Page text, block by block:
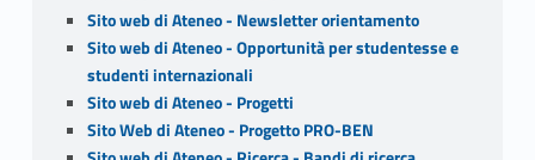
Sito web di Ateneo - Newsletter orientamento
Sito web di Ateneo - Opportunità per studentesse e
studenti internazionali
Sito web di Ateneo - Progetti
Sito Web di Ateneo - Progetto PRO-BEN